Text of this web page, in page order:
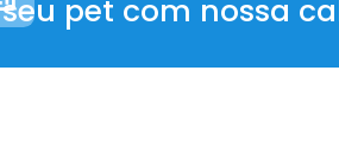
seu pet com nossa